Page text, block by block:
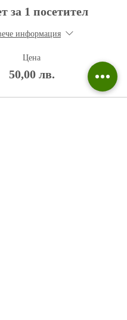
за 1 посетител
информация
Цена
50,00 лв.